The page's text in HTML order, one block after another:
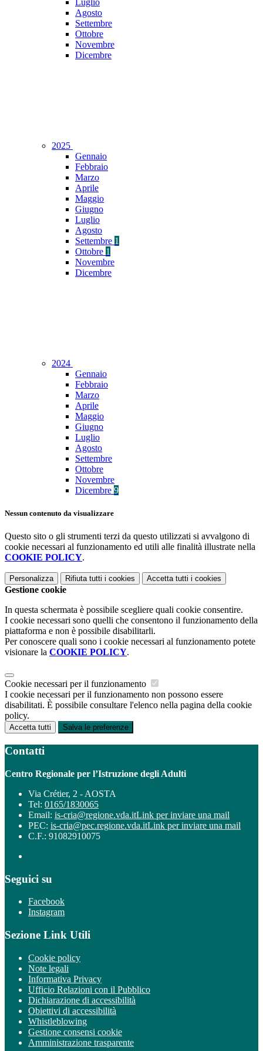
Luglio
Agosto
Settembre
Ottobre
Novembre
Dicembre
2025
Gennaio
Febbraio
Marzo
Aprile
Maggio
Giugno
Luglio
Agosto
Settembre 1
Ottobre 1
Novembre
Dicembre
2024
Gennaio
Febbraio
Marzo
Aprile
Maggio
Giugno
Luglio
Agosto
Settembre
Ottobre
Novembre
Dicembre 9
Nessun contenuto da visualizzare
Questo sito o gli strumenti terzi da questo utilizzati si avvalgono di
cookie necessari al funzionamento ed utili alle finalità illustrate nella
COOKIE POLICY.
Personalizza Rifiuta tutti i cookies Accetta tutti i cookies
Gestione cookie
In questa schermata è possibile scegliere quali cookie consentire.
I cookie necessari sono quelli che consentono il funzionamento della
piattaforma e non è possibile disabilitarli.
Per conoscere quali sono i cookie necessari al funzionamento potete
visionare la COOKIE POLICY.
Cookie necessari per il funzionamento
I cookie necessari per il funzionamento non possono essere
disabilitati. È possibile consultare l'elenco nella pagina della cookie
policy.
Accetta tutti Salva le preferenze
Contatti
Centro Regionale per l’Istruzione degli Adulti
Via Crétier, 2 - AOSTA
Tel: 0165/1830065
Email: is-cria@regione.vda.itLink per inviare una mail
PEC: is-cria@pec.regione.vda.itLink per inviare una mail
C.F.: 91082910075
Seguici su
Facebook
Instagram
Sezione Link Utili
Cookie policy
Note legali
Informativa Privacy
Ufficio Relazioni con il Pubblico
Dichiarazione di accessibilità
Obiettivi di accessibilità
Whistleblowing
Gestione consensi cookie
Amministrazione trasparente